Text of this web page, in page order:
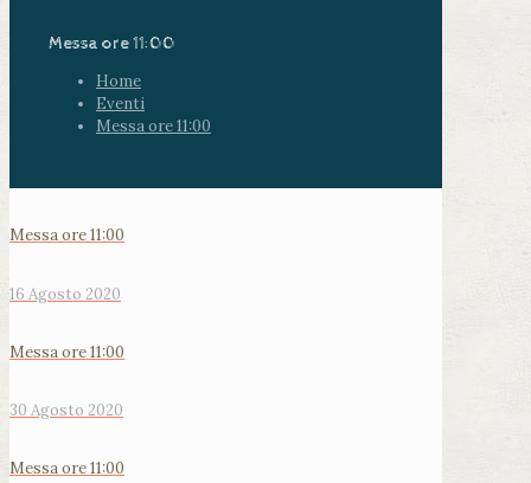
Messa ore 11:00
Home
Eventi
Messa ore 11:00
Messa ore 11:00
16 Agosto 2020
Messa ore 11:00
30 Agosto 2020
Messa ore 11:00